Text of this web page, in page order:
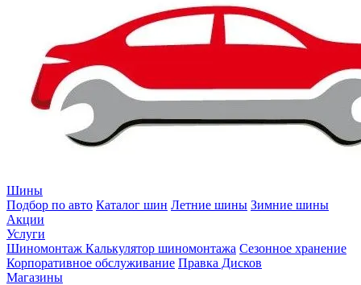
Шины
Подбор по авто Каталог шин Летние шины Зимние шины
Акции
Услуги
Шиномонтаж Калькулятор шиномонтажа Сезонное хранение
Корпоративное обслуживание Правка Дисков
Магазины